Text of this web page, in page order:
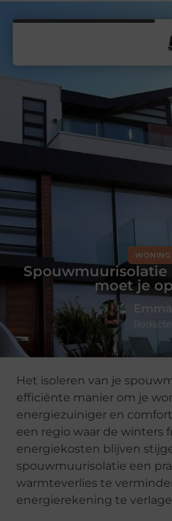
Spouwmuurisolatie
moet je
Het isoleren van je
efficiënte manier om je
energiezuiniger en
een regio waar de winters
energiekosten blijven
spouwmuurisolatie een
warmteverlies te
energierekening te